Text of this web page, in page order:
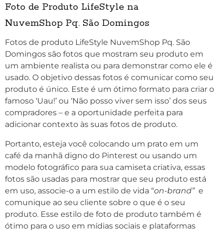
Foto de Produto LifeStyle na
NuvemShop Pq. São Domingos
Fotos de produto LifeStyle NuvemShop Pq. São
Domingos são fotos que mostram seu produto em
um ambiente realista ou para demonstrar como ele é
usado. O objetivo dessas fotos é comunicar como seu
produto é único. Este é um ótimo formato para criar o
famoso ‘Uau!’ ou ‘Não posso viver sem isso’ dos seus
compradores – e a oportunidade perfeita para
adicionar contexto às suas fotos de produto.
Portanto, esteja você colocando um prato em um
café da manhã digno do Pinterest ou usando um
modelo fotográfico para sua camiseta criativa, essas
fotos são usadas para mostrar que seu produto está
em uso, associe-o a um estilo de vida “on-brand” e
comunique ao seu cliente sobre o que é o seu
produto. Esse estilo de foto de produto também é
ótimo para o uso em mídias sociais e plataformas